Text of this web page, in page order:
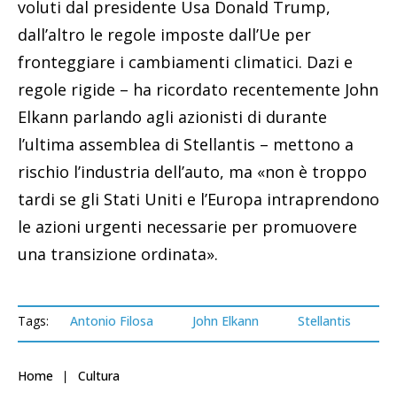
voluti dal presidente Usa Donald Trump,
dall’altro le regole imposte dall’Ue per
fronteggiare i cambiamenti climatici. Dazi e
regole rigide – ha ricordato recentemente John
Elkann parlando agli azionisti di durante
l’ultima assemblea di Stellantis – mettono a
rischio l’industria dell’auto, ma «non è troppo
tardi se gli Stati Uniti e l’Europa intraprendono
le azioni urgenti necessarie per promuovere
una transizione ordinata».
Tags: Antonio Filosa John Elkann Stellantis
Home Cultura